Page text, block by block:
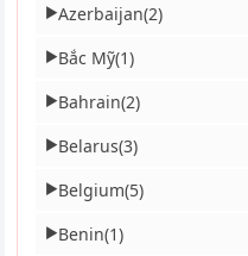
▶Azerbaijan(2)
▶Bắc Mỹ(1)
▶Bahrain(2)
▶Belarus(3)
▶Belgium(5)
▶Benin(1)